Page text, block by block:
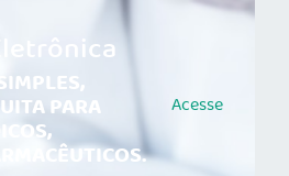
PARA Acesse